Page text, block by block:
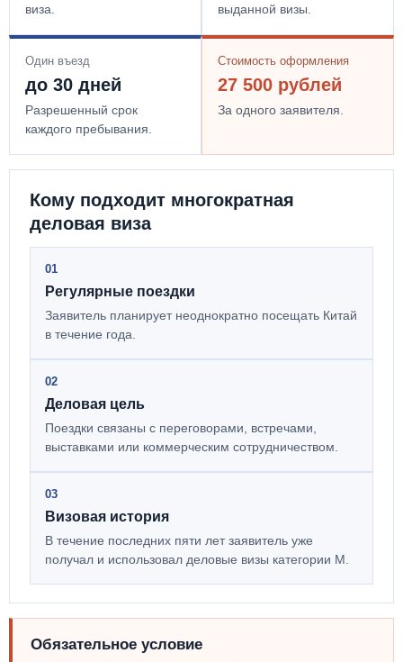
виза.
выданной визы.
Один въезд
до 30 дней
Разрешенный срок
каждого пребывания.
Стоимость оформления
27 500 рублей
За одного заявителя.
Кому подходит многократная
деловая виза
01
Регулярные поездки
Заявитель планирует неоднократно посещать Китай
в течение года.
02
Деловая цель
Поездки связаны с переговорами, встречами,
выставками или коммерческим сотрудничеством.
03
Визовая история
В течение последних пяти лет заявитель уже
получал и использовал деловые визы категории M.
Обязательное условие